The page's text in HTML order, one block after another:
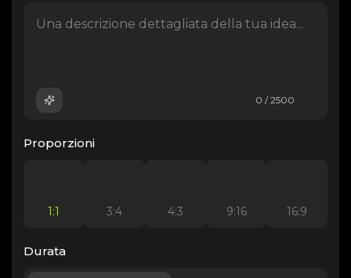
0 / 2500
Proporzioni
1:1 3:4 4:3 9:16 16:9
Durata